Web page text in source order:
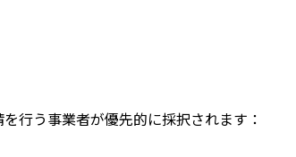
行う事業者が優先的に採択されます：